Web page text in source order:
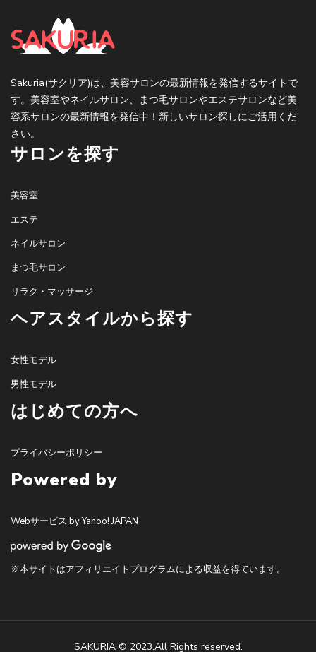
Sakuria(サクリア)は、美容サロンの最新情報を発信するサイトで
す。美容室やネイルサロン、まつ毛サロンやエステサロンなど美
容系サロンの最新情報を発信中！新しいサロン探しにご活用くだ
さい。
サロンを探す
美容室
エステ
ネイルサロン
まつ毛サロン
リラク・マッサージ
ヘアスタイルから探す
女性モデル
男性モデル
はじめての方へ
プライバシーポリシー
Powered by
Webサービス by Yahoo! JAPAN
※本サイトはアフィリエイトプログラムによる収益を得ています。
SAKURIA © 2023.All Rights reserved.